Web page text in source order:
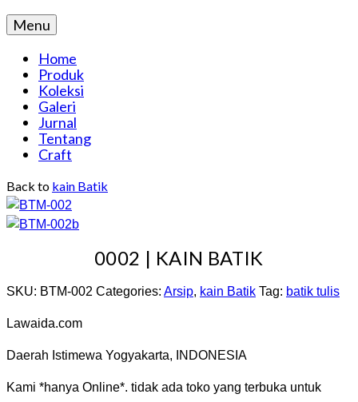
Menu
Home
Produk
Koleksi
Galeri
Jurnal
Tentang
Craft
Back to kain Batik
0002 | KAIN BATIK
SKU: BTM-002 Categories: Arsip, kain Batik Tag: batik tulis
Lawaida.com
Daerah Istimewa Yogyakarta, INDONESIA
Kami *hanya Online*. tidak ada toko yang terbuka untuk